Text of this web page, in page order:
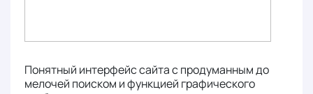
Понятный интерфейс сайта с продуманным до
мелочей поиском и функцией графического